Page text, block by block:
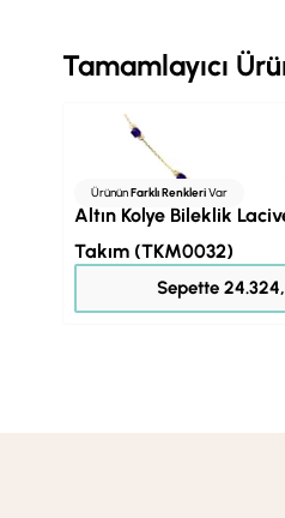
Tamamlayıcı
ÜrününFarklı RenkleriVar
Altın Kolye Bileklik
Takım (TKM0032)
Sepette